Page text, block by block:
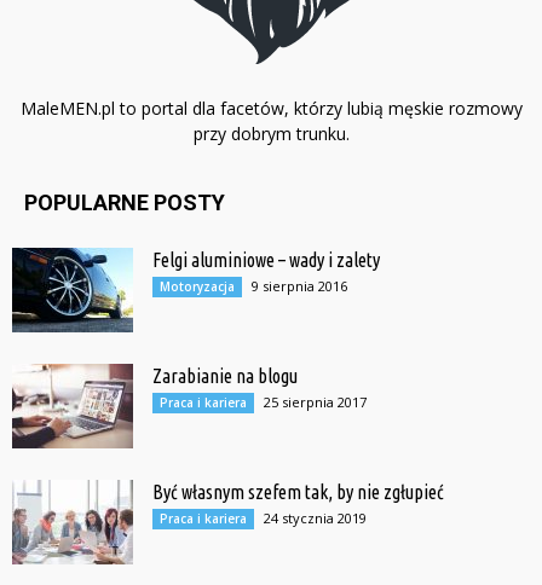
MaleMEN.pl to portal dla facetów, którzy lubią męskie rozmowy
przy dobrym trunku.
POPULARNE POSTY
Felgi aluminiowe – wady i zalety
Motoryzacja 9 sierpnia 2016
Zarabianie na blogu
Praca i kariera 25 sierpnia 2017
Być własnym szefem tak, by nie zgłupieć
Praca i kariera 24 stycznia 2019